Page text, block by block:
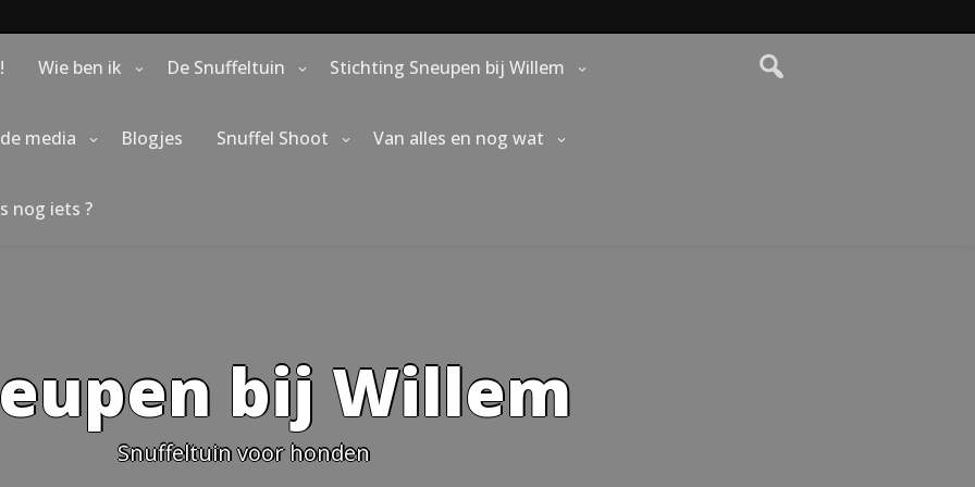
Wie ben ik De Snuffeltuin Stichting Sneupen bij Willem
media Blogjes Snuffel Shoot Van alles en nog wat
nog iets ?
bij Willem
Snuffeltuin voor honden